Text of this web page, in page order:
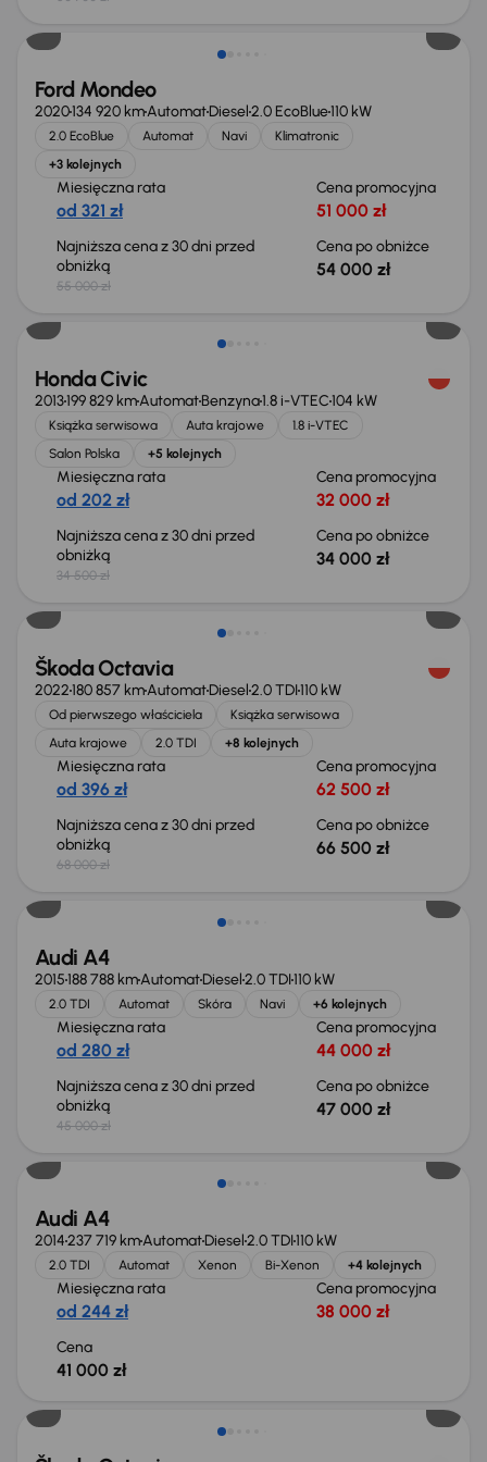
Taniej o 1 000 zł
Ford Mondeo
2020134 920 kmAutomatDiesel2.0 EcoBlue110 kW
2.0 EcoBlue Automat Navi
Klimatronic
+3 kolejnych
Miesięczna rata
od 321 zł
Cena promocyjna
51 000 zł
Najniższa cena z 30 dni przed
obniżką
55 000 zł
Cena po obniżce
54 000 zł
Taniej o 500 zł
Honda Civic
2013199 829 kmAutomatBenzyna1.8 i-VTEC104 kW
Książka serwisowa Auta krajowe
1.8 i-VTEC
Salon Polska
+5 kolejnych
Miesięczna rata
od 202 zł
Cena promocyjna
32 000 zł
Najniższa cena z 30 dni przed
obniżką
34 500 zł
Cena po obniżce
34 000 zł
Świeżo skupione
Škoda Octavia
2022180 857 kmAutomatDiesel2.0 TDI110 kW
Od pierwszego właściciela
Książka serwisowa
Auta krajowe
2.0 TDI +8 kolejnych
Miesięczna rata
od 396 zł
Cena promocyjna
62 500 zł
Najniższa cena z 30 dni przed
obniżką
68 000 zł
Cena po obniżce
66 500 zł
Audi A4
2015188 788 kmAutomatDiesel2.0 TDI110 kW
2.0 TDI Automat Skóra Navi +6 kolejnych
Miesięczna rata
od 280 zł
Cena promocyjna
44 000 zł
Najniższa cena z 30 dni przed
obniżką
45 000 zł
Cena po obniżce
47 000 zł
Audi A4
2014237 719 kmAutomatDiesel2.0 TDI110 kW
2.0 TDI Automat Xenon Bi-Xenon +4 kolejnych
Miesięczna rata
od 244 zł
Cena promocyjna
38 000 zł
Cena
41 000 zł